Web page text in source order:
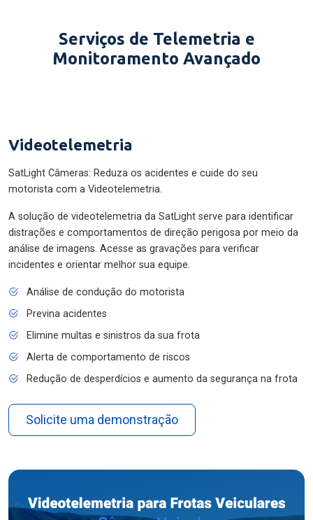
Serviços de Telemetria e
Monitoramento Avançado
Videotelemetria
SatLight Câmeras: Reduza os acidentes e cuide do seu
motorista com a Videotelemetria.
A solução de videotelemetria da SatLight serve para identificar
distrações e comportamentos de direção perigosa por meio da
análise de imagens. Acesse as gravações para verificar
incidentes e orientar melhor sua equipe.
Análise de condução do motorista
Previna acidentes
Elimine multas e sinistros da sua frota
Alerta de comportamento de riscos
Redução de desperdícios e aumento da segurança na frota
Solicite uma demonstração